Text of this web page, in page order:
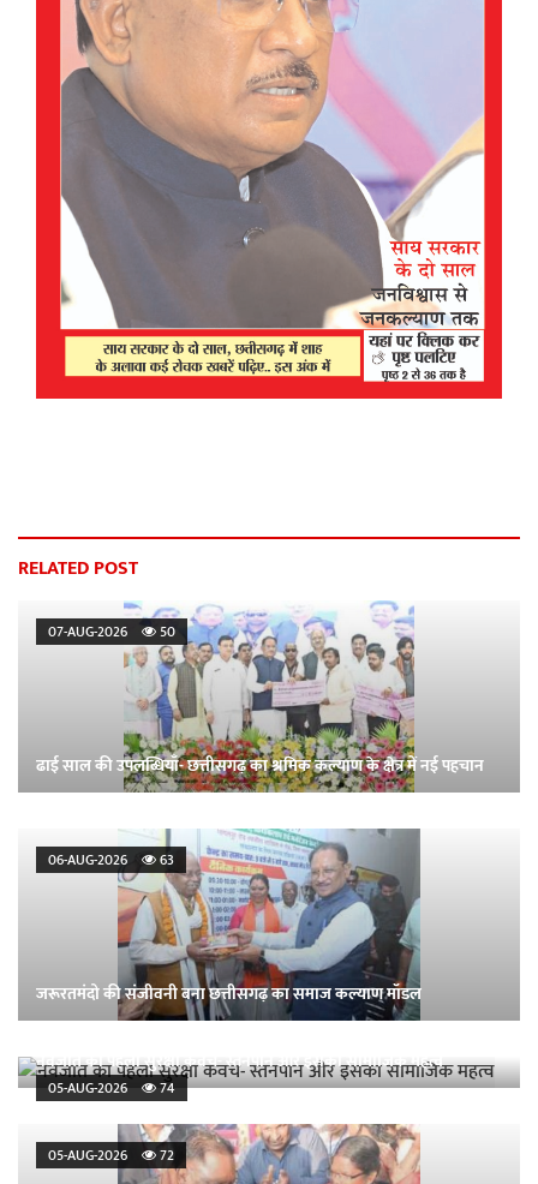
RELATED POST
07-AUG-2026 50
ढाई साल की उपलब्धियाँ- छत्तीसगढ़ का श्रमिक कल्याण के क्षेत्र में नई पहचान
06-AUG-2026 63
जरूरतमंदो की संजीवनी बना छत्तीसगढ़ का समाज कल्याण मॉडल
05-AUG-2026 74
नवजात का पहला सुरक्षा कवच- स्तनपान और इसका सामाजिक महत्व
05-AUG-2026 72